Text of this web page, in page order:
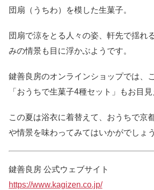
団扇（うちわ）を模した生菓子。
団扇で涼をとる人々の姿、軒先で揺れ
みの情景も目に浮かぶようです。
鍵善良房のオンラインショップでは、
「おうちで生菓子4種セット」もお目見
この夏は浴衣に着替えて、おうちで京
や情景を味わってみてはいかがでしょう
鍵善良房 公式ウェブサイト
https://www.kagizen.co.jp/